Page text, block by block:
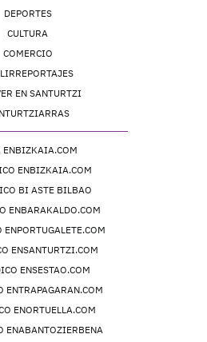
DEPORTES
CULTURA
COMERCIO
EN SANTURTZI
ENBIZKAIA.COM
ENBIZKAIA.COM
BI ASTE BILBAO
ENBARAKALDO.COM
ENPORTUGALETE.COM
ENSANTURTZI.COM
ENSESTAO.COM
ENTRAPAGARAN.COM
ENORTUELLA.COM
ENABANTOZIERBENA